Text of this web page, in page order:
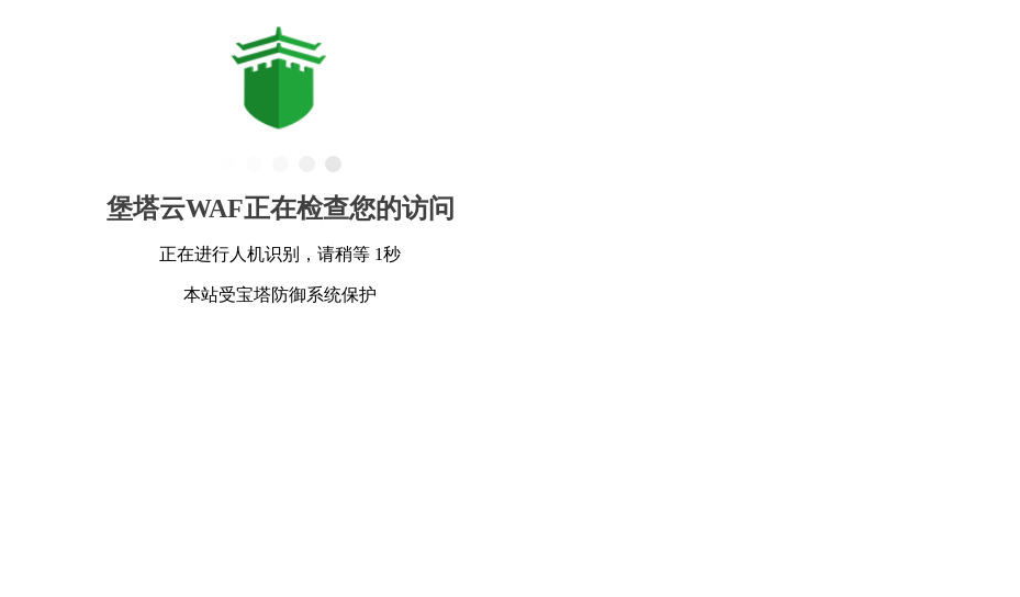
堡塔云WAF正在检查您的访问
正在进行人机识别，请稍等 1秒
本站受宝塔防御系统保护